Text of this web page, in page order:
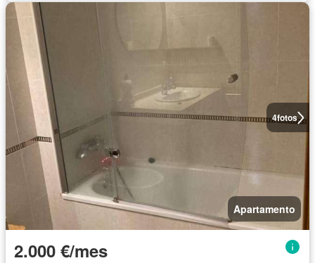
4fotos
Apartamento
2.000 €/mes